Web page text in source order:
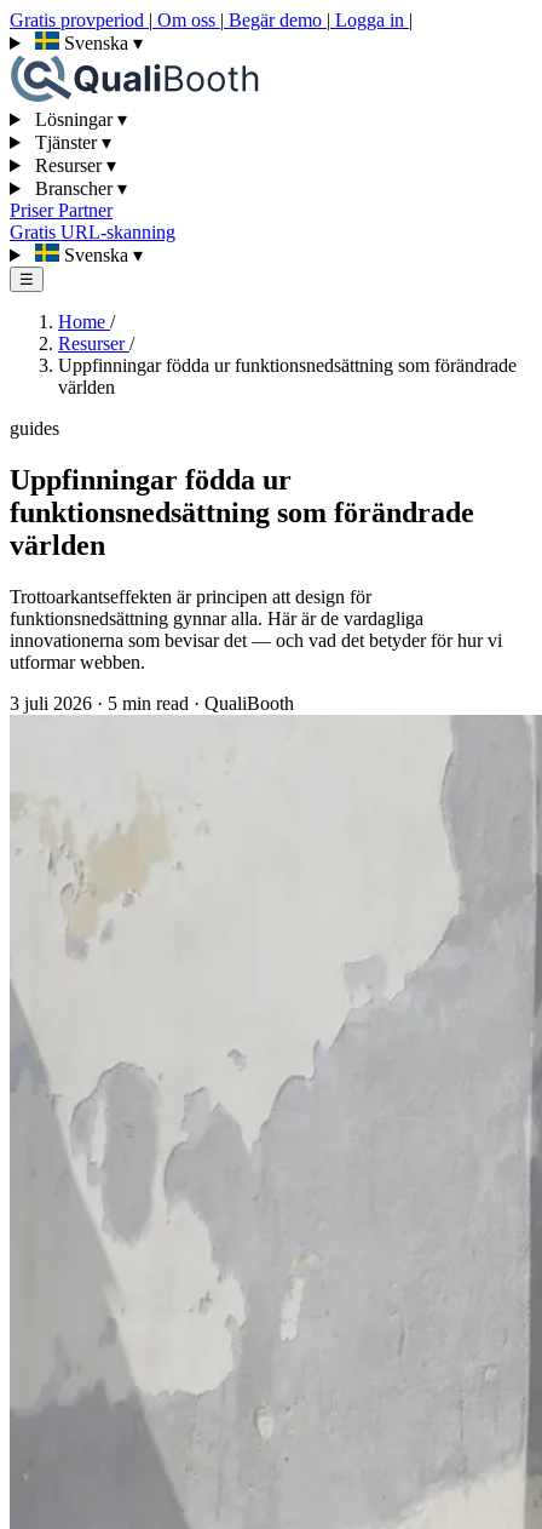
Gratis provperiod | Om oss | Begär demo | Logga in |
Svenska ▾
Lösningar▾
Tjänster▾
Resurser▾
Branscher▾
PriserPartner
Gratis URL-skanning
Svenska ▾
☰
Home /
Resurser/
Uppfinningar födda ur funktionsnedsättning som förändrade
världen
guides
Uppfinningar födda ur
funktionsnedsättning som förändrade
världen
Trottoarkantseffekten är principen att design för
funktionsnedsättning gynnar alla. Här är de vardagliga
innovationerna som bevisar det — och vad det betyder för hur vi
utformar webben.
3 juli 2026 · 5 min read · QualiBooth